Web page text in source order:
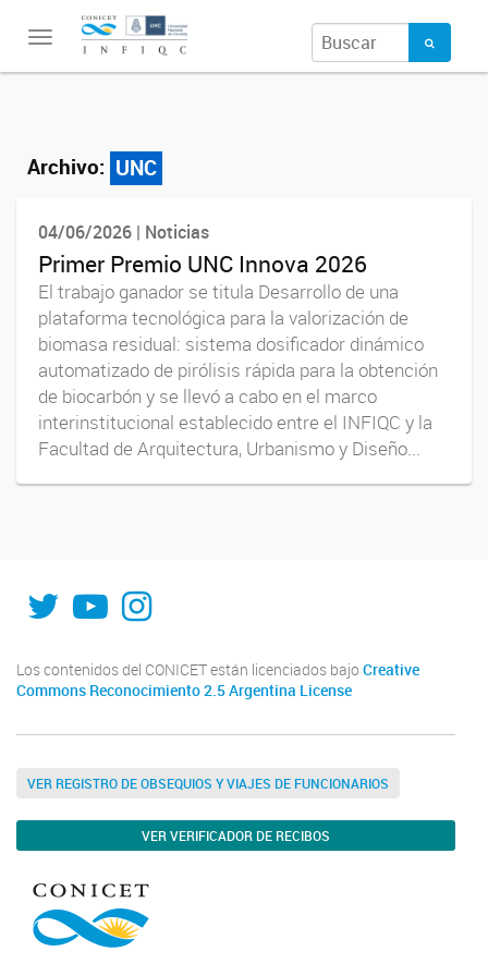
Toggle
Archivo: UNC
04/06/2026 | Noticias
Primer Premio UNC Innova 2026
El trabajo ganador se titula Desarrollo de una
plataforma tecnológica para la valorización de
biomasa residual: sistema dosificador dinámico
automatizado de pirólisis rápida para la obtención
de biocarbón y se llevó a cabo en el marco
interinstitucional establecido entre el INFIQC y la
Facultad de Arquitectura, Urbanismo y Diseño...
INFIQC
INFIQCINFIQC
Los contenidos del CONICET están licenciados bajo Creative
Commons Reconocimiento 2.5 Argentina License
VER REGISTRO DE OBSEQUIOS Y VIAJES DE FUNCIONARIOS
VER VERIFICADOR DE RECIBOS